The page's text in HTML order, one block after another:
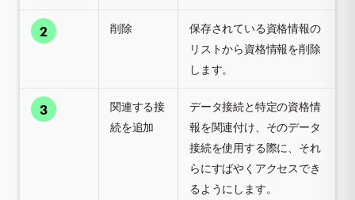
2 削除
保存されている資格情報の
リストから資格情報を削除
します。
3
関連する接
続を追加
データ接続と特定の資格情
報を関連付け、そのデータ
接続を使用する際に、それ
らにすばやくアクセスでき
るようにします。